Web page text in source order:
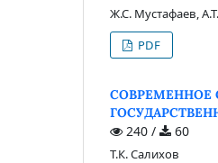
Ж.С. Мустафаев,
PDF
СОВРЕМЕННОЕ
240 / 60
Т.К. Салихов